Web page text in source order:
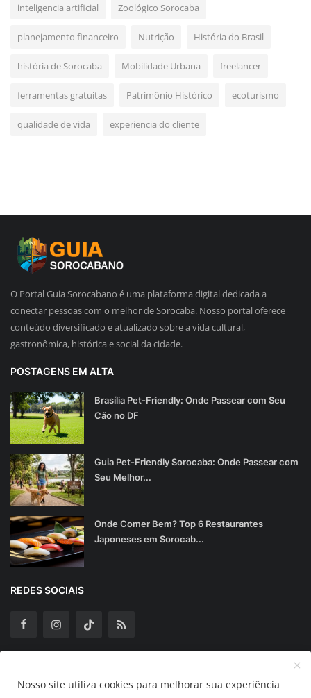
inteligencia artificial Zoológico Sorocaba
planejamento financeiro Nutrição História do Brasil
história de Sorocaba Mobilidade Urbana freelancer
ferramentas gratuitas Patrimônio Histórico ecoturismo
qualidade de vida experiencia do cliente
O Portal Guia Sorocabano é uma plataforma digital dedicada a
conectar pessoas com o melhor de Sorocaba. Nosso portal oferece
conteúdo diversificado e atualizado sobre a vida cultural,
gastronômica, histórica e social da cidade.
POSTAGENS EM ALTA
Brasília Pet-Friendly: Onde Passear com Seu
Cão no DF
Guia Pet-Friendly Sorocaba: Onde Passear com
Seu Melhor...
Onde Comer Bem? Top 6 Restaurantes
Japoneses em Sorocab...
REDES SOCIAIS
Assine Nossa Newsletter
Nosso site utiliza cookies para melhorar sua experiência